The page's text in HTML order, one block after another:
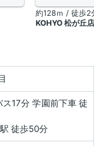
約128ｍ / 徒歩2
KOHYO 松が丘店
ス17分 学園前下車 徒
駅 徒歩50分